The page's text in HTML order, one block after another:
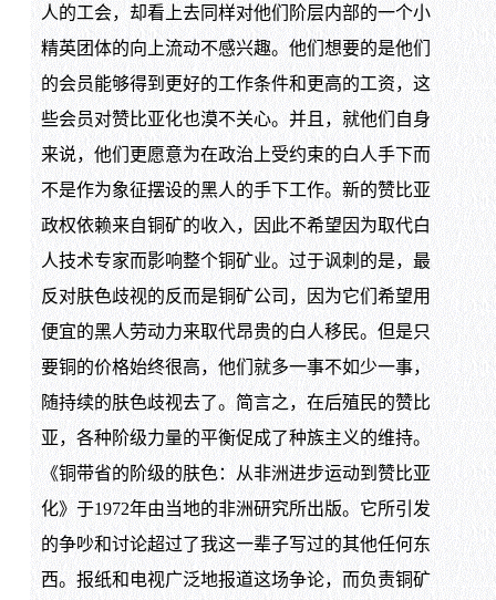
人的工会，却看上去同样对他们阶层内部的一个小
精英团体的向上流动不感兴趣。他们想要的是他们
的会员能够得到更好的工作条件和更高的工资，这
些会员对赞比亚化也漠不关心。并且，就他们自身
来说，他们更愿意为在政治上受约束的白人手下而
不是作为象征摆设的黑人的手下工作。新的赞比亚
政权依赖来自铜矿的收入，因此不希望因为取代白
人技术专家而影响整个铜矿业。过于讽刺的是，最
反对肤色歧视的反而是铜矿公司，因为它们希望用
便宜的黑人劳动力来取代昂贵的白人移民。但是只
要铜的价格始终很高，他们就多一事不如少一事，
随持续的肤色歧视去了。简言之，在后殖民的赞比
亚，各种阶级力量的平衡促成了种族主义的维持。
《铜带省的阶级的肤色：从非洲进步运动到赞比亚
化》于1972年由当地的非洲研究所出版。它所引发
的争吵和讨论超过了我这一辈子写过的其他任何东
西。报纸和电视广泛地报道这场争论，而负责铜矿